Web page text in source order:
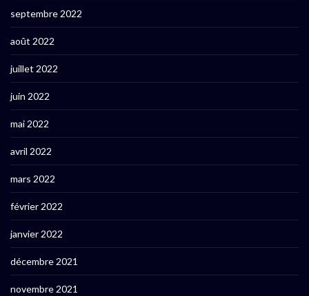
septembre 2022
août 2022
juillet 2022
juin 2022
mai 2022
avril 2022
mars 2022
février 2022
janvier 2022
décembre 2021
novembre 2021